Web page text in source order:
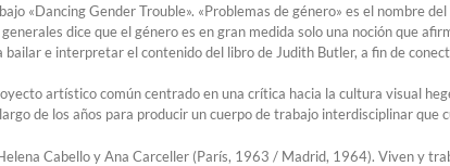
«Dancing Gender Trouble». «Problemas de género» es el nombre
dice que el género es en gran medida solo una noción que
e interpretar el contenido del libro de Judith Butler, a fin de
artístico común centrado en una crítica hacia la cultura visual
de los años para producir un cuerpo de trabajo interdisciplinar que
Cabello y Ana Carceller (París, 1963 / Madrid, 1964). Viven y